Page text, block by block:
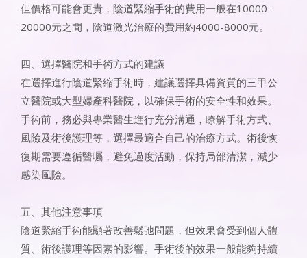
但價格可能會更貴，陰道緊縮手術的費用一般在10000-
20000元之間，陰道激光治療的費用約4000-8000元。
四、選擇醫院和手術方式的建議
在選擇進行陰道緊縮手術時，建議選擇具備資質的三甲公
立醫院或大型婦產科醫院，以確保手術的安全性和效果。
手術前，務必與專業醫生進行充分溝通，瞭解手術方式、
風險及術後護理等，選擇最適合自己的治療方式。術後恢
復期需要遵循醫囑，避免過度活動，保持局部清潔，減少
感染風險。
五、其他注意事項
陰道緊縮手術能顯著改善鬆弛問題，但效果會受到個人體
質、術後護理等因素的影響。手術後的效果一般能夠持續